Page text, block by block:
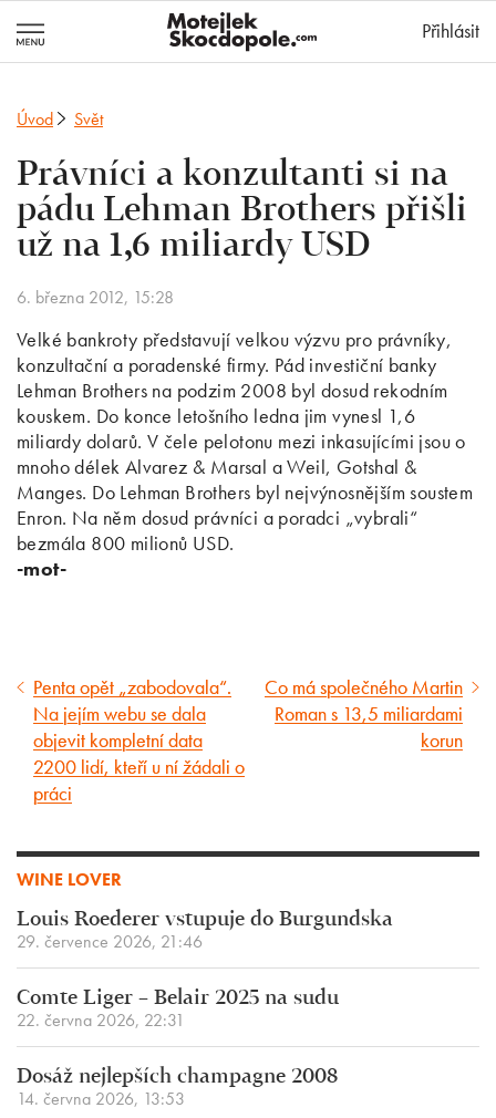
Přihlásit
Úvod Svět
Právníci a konzultanti si na
pádu Lehman Brothers přišli
už na 1,6 miliardy USD
6. března 2012, 15:28
Velké bankroty představují velkou výzvu pro právníky,
konzultační a poradenské firmy. Pád investiční banky
Lehman Brothers na podzim 2008 byl dosud rekodním
kouskem. Do konce letošního ledna jim vynesl 1,6
miliardy dolarů. V čele pelotonu mezi inkasujícími jsou o
mnoho délek Alvarez & Marsal a Weil, Gotshal &
Manges. Do Lehman Brothers byl nejvýnosnějším soustem
Enron. Na něm dosud právníci a poradci „vybrali“
bezmála 800 milionů USD.
-mot-
Předcházející
článek
Penta opět „zabodovala“.
Na jejím webu se dala
objevit kompletní data
2200 lidí, kteří u ní žádali o
práci
Následující
článek
Co má společného Martin
Roman s 13,5 miliardami
korun
WINE LOVER
Louis Roederer vstupuje do Burgundska
29. července 2026, 21:46
Comte Liger – Belair 2025 na sudu
22. června 2026, 22:31
Dosáž nejlepších champagne 2008
14. června 2026, 13:53